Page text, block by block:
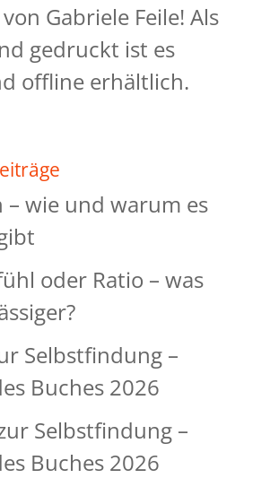
Gabriele Feile! Als
gedruckt ist es
offline erhältlich.
– wie und warum es
oder Ratio – was
Selbstfindung –
Buches 2026
Selbstfindung –
Buches 2026